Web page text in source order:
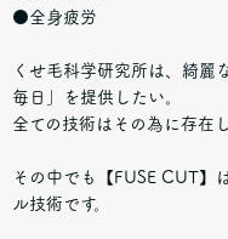
●全身疲労
くせ毛科学研究所は、綺麗
毎日」を提供したい。
全ての技術はその為に存在し
その中でも【FUSE CUT】
ル技術です。